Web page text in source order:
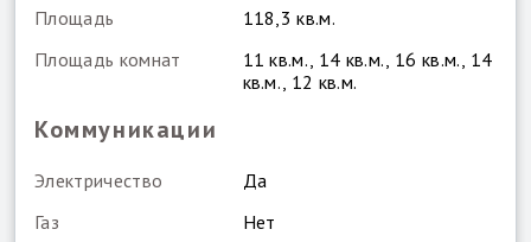
Площадь
118,3 кв.м.
Площадь комнат
11 кв.м., 14 кв.м., 16 кв.м., 14
кв.м., 12 кв.м.
Коммуникации
Электричество
Да
Газ
Нет